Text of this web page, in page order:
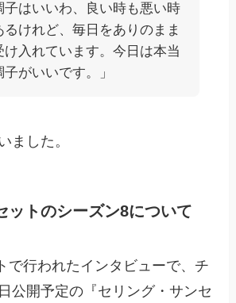
子はいいわ、良い時も悪い時
るけれど、毎日をありのまま
け入れています。今日は本当
子がいいです。」
ました。
ットのシーズン8について
で行われたインタビューで、チ
公開予定の『セリング・サンセ